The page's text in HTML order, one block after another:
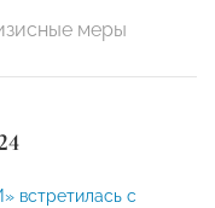
меры
встретилась с